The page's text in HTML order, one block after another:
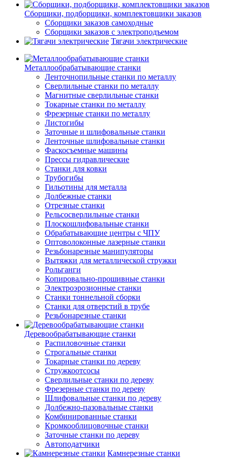
Сборщики, подборщики, комплектовщики заказов
Сборщики заказов самоходные
Сборщики заказов с электроподъемом
Тягачи электрические
Металлообрабатывающие станки
Ленточнопильные станки по металлу
Сверлильные станки по металлу
Магнитные сверлильные станки
Токарные станки по металлу
Фрезерные станки по металлу
Листогибы
Заточные и шлифовальные станки
Ленточные шлифовальные станки
Фаскосъемные машины
Прессы гидравлические
Станки для ковки
Трубогибы
Гильотины для металла
Долбежные станки
Отрезные станки
Рельсосверлильные станки
Плоскошлифовальные станки
Обрабатывающие центры с ЧПУ
Оптоволоконные лазерные станки
Резьбонарезные манипуляторы
Вытяжки для металлической стружки
Рольганги
Копировально-прошивные станки
Электроэрозионные станки
Станки тоннельной сборки
Станки для отверстий в трубе
Резьбонарезные станки
Деревообрабатывающие станки
Распиловочные станки
Строгальные станки
Токарные станки по дереву
Стружкоотсосы
Сверлильные станки по дереву
Фрезерные станки по дереву
Шлифовальные станки по дереву
Долбежно-пазовальные станки
Комбинированные станки
Кромкооблицовочные станки
Заточные станки по дереву
Автоподатчики
Камнерезные станки